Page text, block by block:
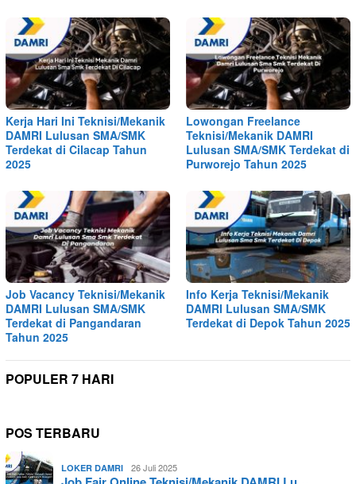
Kerja Hari Ini Teknisi/Mekanik
DAMRI Lulusan SMA/SMK
Terdekat di Cilacap Tahun
2025
Lowongan Freelance
Teknisi/Mekanik DAMRI
Lulusan SMA/SMK Terdekat di
Purworejo Tahun 2025
Job Vacancy Teknisi/Mekanik
DAMRI Lulusan SMA/SMK
Terdekat di Pangandaran
Tahun 2025
Info Kerja Teknisi/Mekanik
DAMRI Lulusan SMA/SMK
Terdekat di Depok Tahun 2025
POPULER 7 HARI
POS TERBARU
LOKER DAMRI 26 Juli 2025